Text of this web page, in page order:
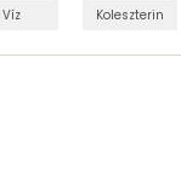
Víz Koleszterin